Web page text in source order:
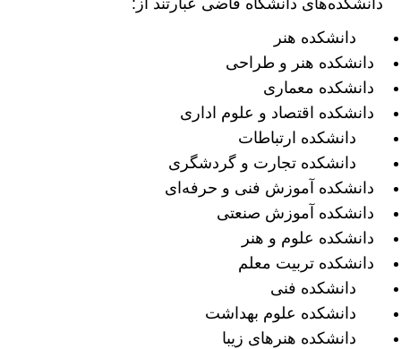
دانشکده‌های دانشگاه قاضی عبارتند از:
دانشکده هنر
دانشکده هنر و طراحی
دانشکده معماری
دانشکده اقتصاد و علوم اداری
دانشکده ارتباطات
دانشکده تجارت و گردشگری
دانشکده آموزش فنی و حرفه‌ای
دانشکده آموزش صنعتی
دانشکده علوم و هنر
دانشکده تربیت معلم
دانشکده فنی
دانشکده علوم بهداشت
دانشکده هنرهای زیبا